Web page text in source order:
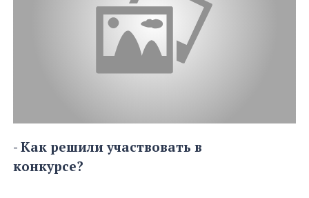
- Как решили участвовать в
конкурсе?